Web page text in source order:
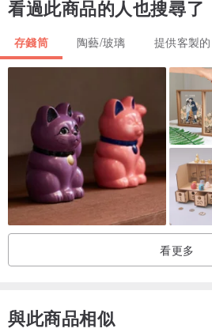
#大人小孩都適合
#商品皆為實品拍攝，但每台電腦螢幕的
的問題與實體也許會有些許差異，可接受
#我們的商品出貨前皆有嚴格檢查及完整
的完美，寄送絕對安全不用擔心^^
#調色盤造型僅供參考 會因廠商提供而
看過此商品的人也搜尋了
存錢筒 陶藝/玻璃 提供客製
看更多
與此商品相似